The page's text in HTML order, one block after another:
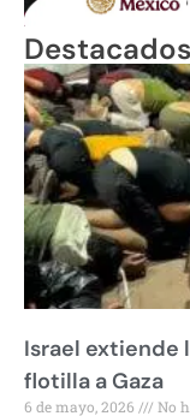
Destacados
Israel extiende
flotilla a Gaza
6 de mayo, 2026 No